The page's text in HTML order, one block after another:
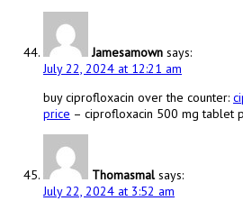
Jamesamown says:
July 22, 2024 at 12:21 am
buy ciprofloxacin over the counter:
price – ciprofloxacin 500 mg tablet
Thomasmal says:
July 22, 2024 at 3:52 am